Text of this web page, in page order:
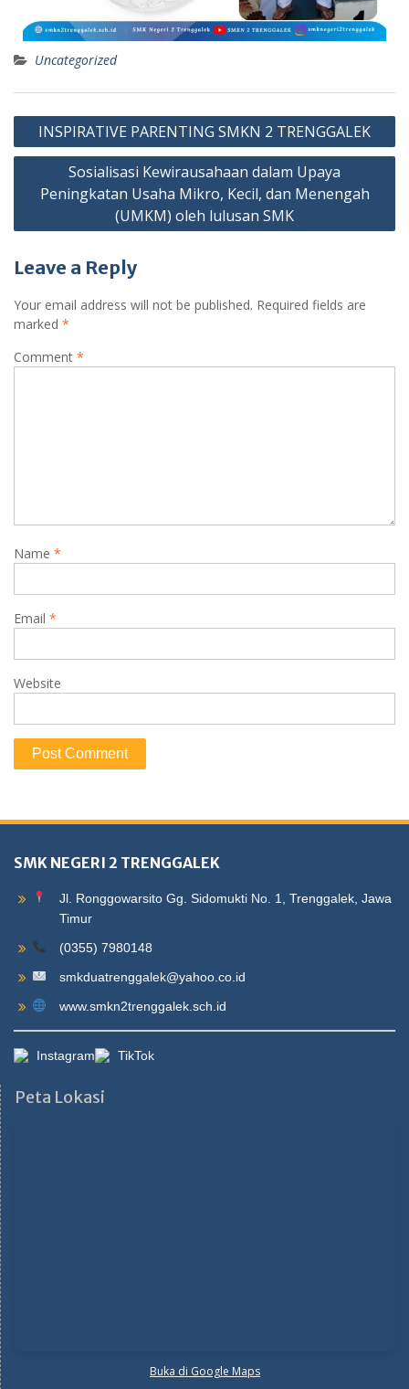
Uncategorized
INSPIRATIVE PARENTING SMKN 2 TRENGGALEK
Sosialisasi Kewirausahaan dalam Upaya
Peningkatan Usaha Mikro, Kecil, dan Menengah
(UMKM) oleh lulusan SMK
Leave a Reply
Your email address will not be published. Required fields are
marked *
Comment *
Name *
Email *
Website
SMK NEGERI 2 TRENGGALEK
Jl. Ronggowarsito Gg. Sidomukti No. 1, Trenggalek, Jawa
Timur
(0355) 7980148
smkduatrenggalek@yahoo.co.id
www.smkn2trenggalek.sch.id
Instagram TikTok
Peta Lokasi
Buka di Google Maps